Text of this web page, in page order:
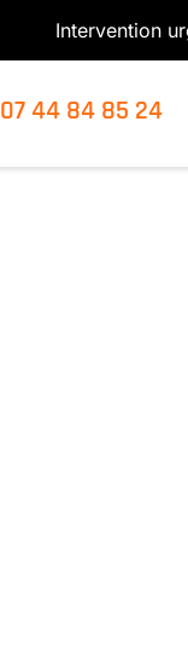
Intervention
07 44 84 85 24